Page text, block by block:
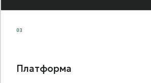
03
Платформа